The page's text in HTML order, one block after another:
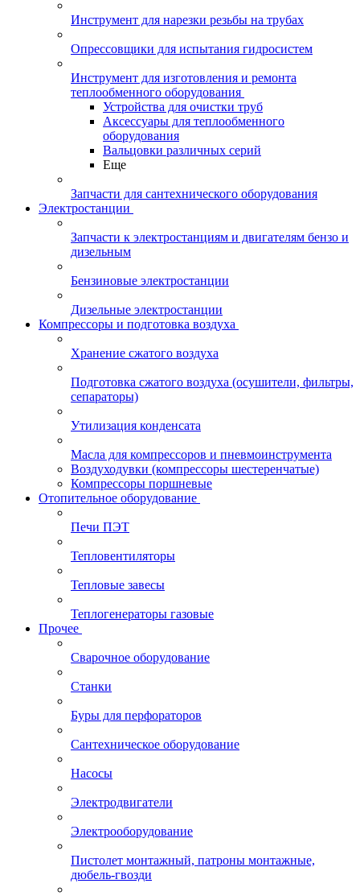
Инструмент для нарезки резьбы на трубах
Опрессовщики для испытания гидросистем
Инструмент для изготовления и ремонта
теплообменного оборудования
Устройства для очистки труб
Аксессуары для теплообменного
оборудования
Вальцовки различных серий
Еще
Запчасти для сантехнического оборудования
Электростанции
Запчасти к электростанциям и двигателям бензо и
дизельным
Бензиновые электростанции
Дизельные электростанции
Компрессоры и подготовка воздуха
Хранение сжатого воздуха
Подготовка сжатого воздуха (осушители, фильтры,
сепараторы)
Утилизация конденсата
Масла для компрессоров и пневмоинструмента
Воздуходувки (компрессоры шестеренчатые)
Компрессоры поршневые
Отопительное оборудование
Печи ПЭТ
Тепловентиляторы
Тепловые завесы
Теплогенераторы газовые
Прочее
Сварочное оборудование
Станки
Буры для перфораторов
Сантехническое оборудование
Насосы
Электродвигатели
Электрооборудование
Пистолет монтажный, патроны монтажные,
дюбель-гвозди